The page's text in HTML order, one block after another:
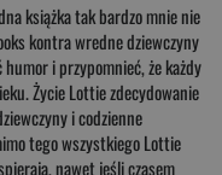
książka tak bardzo mnie nie
kontra wredne dziewczyny
i przypomnieć, że każdy
Życie Lottie zdecydowanie
i codzienne
tego wszystkiego Lottie
nawet jeśli czasem